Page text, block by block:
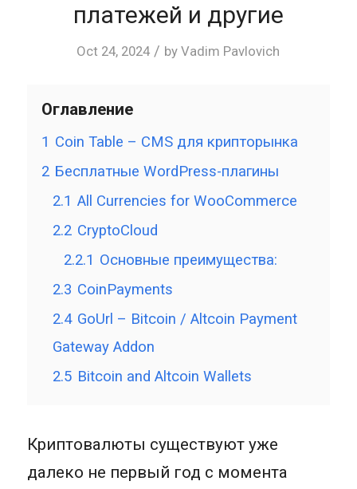
платежей и другие
Oct 24, 2024 / byVadim Pavlovich
Оглавление
1 Coin Table – CMS для крипторынка
2 Бесплатные WordPress-плагины
2.1 All Currencies for WooCommerce
2.2 CryptoCloud
2.2.1 Основные преимущества:
2.3 CoinPayments
2.4 GoUrl – Bitcoin / Altcoin Payment
Gateway Addon
2.5 Bitcoin and Altcoin Wallets
Криптовалюты существуют уже
далеко не первый год с момента